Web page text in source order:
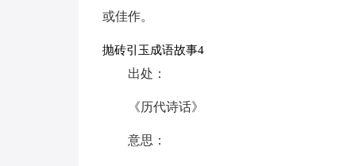
或佳作。
抛砖引玉成语故事4
出处：
《历代诗话》
意思：